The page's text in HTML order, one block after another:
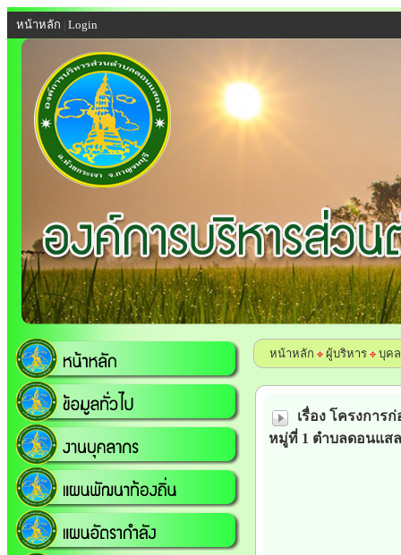
หน้าหลัก Login
หน้าหลัก ผู้บริหาร บุค
เรื่อง โครงกา
หมู่ที่ 1 ตำบลดอนแส